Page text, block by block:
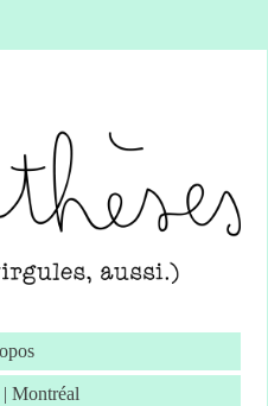
Montréal